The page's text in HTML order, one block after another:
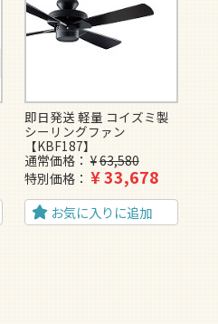
即日発送 軽量 コイズミ製
シーリングファン
【KBF187】
通常価格
¥63,580
特別価格
¥33,678
お気に入りに追加